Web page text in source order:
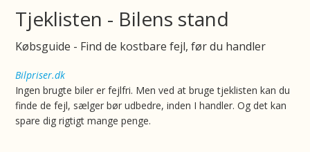
Tjeklisten - Bilens stand
Købsguide - Find de kostbare fejl, før du handler
Bilpriser.dk
Ingen brugte biler er fejlfri. Men ved at bruge tjeklisten kan du
finde de fejl, sælger bør udbedre, inden I handler. Og det kan
spare dig rigtigt mange penge.